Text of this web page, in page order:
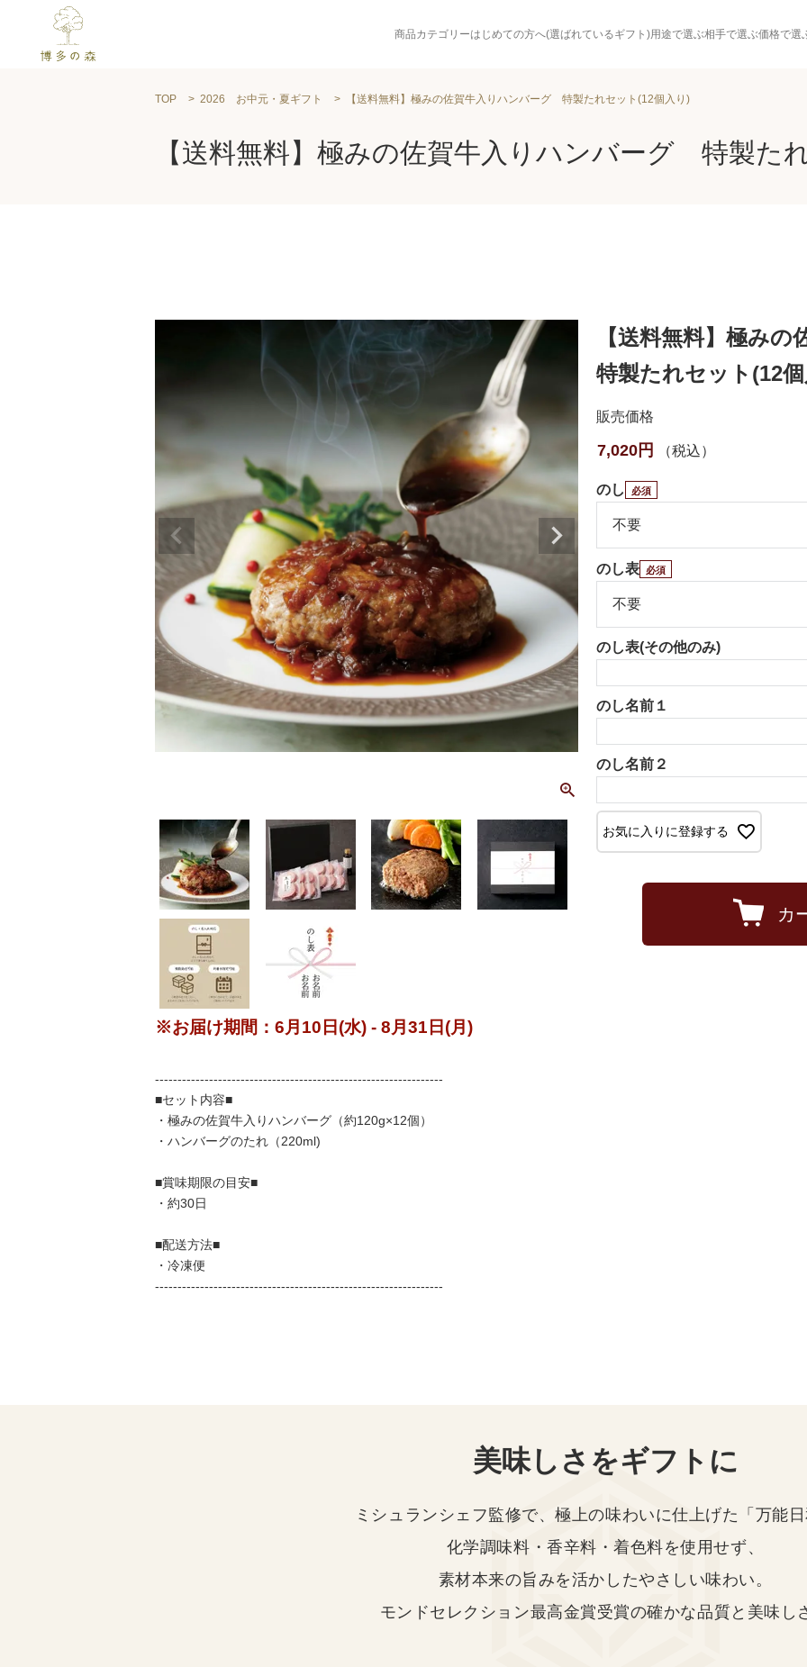
商品カテゴリーはじめての方へ(選ばれているギフト)用途で選ぶ相手で選ぶ価格で選
TOP 2026 お中元・夏ギフト 【送料無料】極みの佐賀牛入りハンバーグ 特製たれセット(12個入り)
【送料無料】極みの佐賀牛入りハンバーグ 特製た
※お届け期間：6月10日(水) - 8月31日(月)
----------------------------------------------------------------
■セット内容■
・極みの佐賀牛入りハンバーグ（約120g×12個）
・ハンバーグのたれ（220ml)
■賞味期限の目安■
・約30日
■配送方法■
・冷凍便
----------------------------------------------------------------
【送料無料】極み
特製たれセット(12
販売価格
7,020 税込
のし
のし表
のし表(その他のみ)
のし名前１
のし名前２
お気に入りに登録する
カ
美味しさをギフトに
ミシュランシェフ監修で、極上の味わいに仕上げた「万能日
化学調味料・香辛料・着色料を使用せず、
素材本来の旨みを活かしたやさしい味わい。
モンドセレクション最高金賞受賞の確かな品質と美味し